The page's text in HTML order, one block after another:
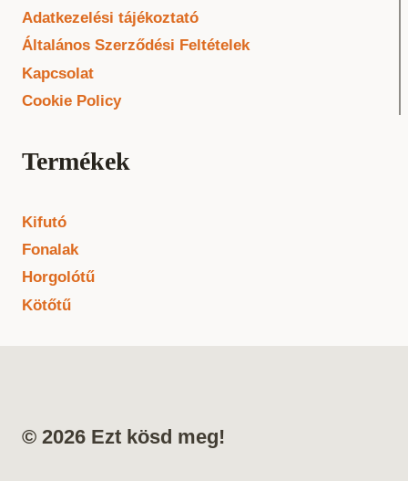
Adatkezelési tájékoztató
Általános Szerződési Feltételek
Kapcsolat
Cookie Policy
Termékek
Kifutó
Fonalak
Horgolótű
Kötőtű
© 2026 Ezt kösd meg!